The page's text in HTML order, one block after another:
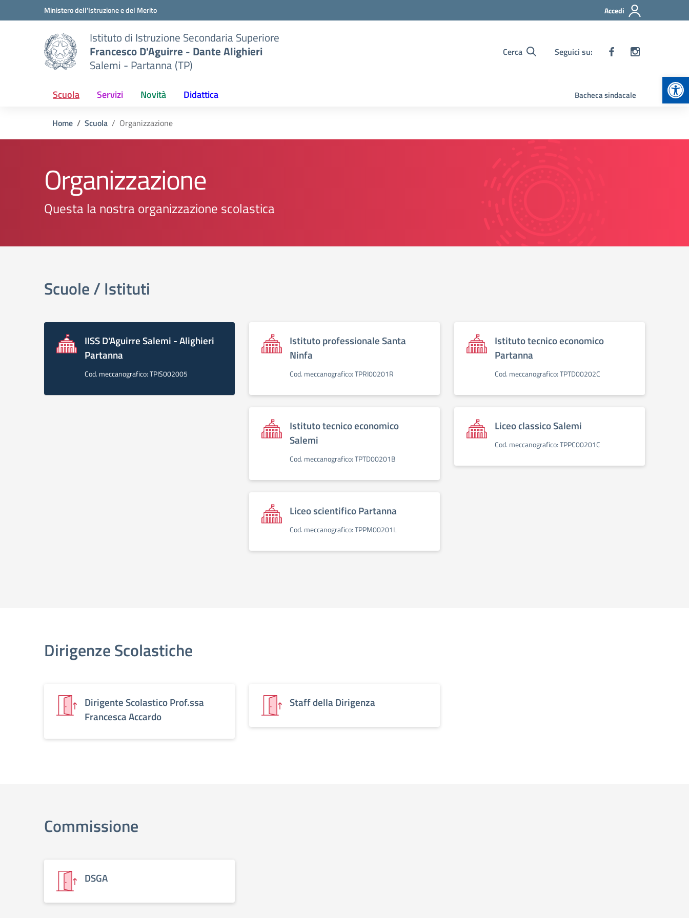
Vai ai contenuti
Vai al menu di navigazioneMinistero dell'Istruzione e del Merito Accedi
Istituto di Istruzione Secondaria Superiore
Francesco D'Aguirre - Dante Alighieri
Salemi - Partanna (TP)
Cerca Seguici su:
Scuola Servizi Novità Didattica Bacheca sindacale
Home Scuola Organizzazione
Organizzazione
Questa la nostra organizzazione scolastica
elenco degli organi
Scuole / Istituti
IISS D'Aguirre Salemi - Alighieri
Partanna
Cod. meccanografico: TPIS002005
Istituto professionale Santa
Ninfa
Cod. meccanografico: TPRI00201R
Istituto tecnico economico
Partanna
Cod. meccanografico: TPTD00202C
Istituto tecnico economico
Salemi
Cod. meccanografico: TPTD00201B
Liceo classico Salemi
Cod. meccanografico: TPPC00201C
Liceo scientifico Partanna
Cod. meccanografico: TPPM00201L
Dirigenze Scolastiche
Dirigente Scolastico Prof.ssa
Francesca Accardo
Staff della Dirigenza
Commissione
DSGA